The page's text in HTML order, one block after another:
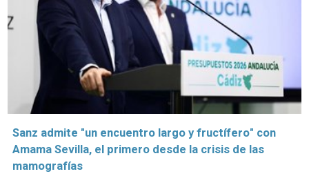
Sanz admite "un encuentro largo y fructífero" con
Amama Sevilla, el primero desde la crisis de las
mamografías